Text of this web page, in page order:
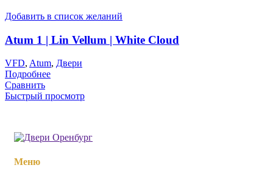
Добавить в список желаний
Atum 1 | Lin Vellum | White Cloud
VFD, Atum, Двери
Подробнее
Сравнить
Быстрый просмотр
Меню